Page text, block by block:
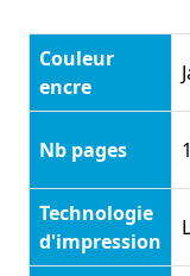
Couleur
encre
Nb pages
Technologie
d'impression